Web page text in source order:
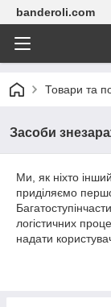
banderoli.com
Товари та
Засоби
Ми, як ніхто
приділяємо
логістичних
надати
державних
зобов'язаний